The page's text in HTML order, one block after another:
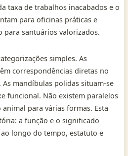
taxa de trabalhos inacabados e o
para oficinas práticas e
santuários valorizados.
simples. As
correspondências diretas no
mandíbulas polidas situam-se
funcional. Não existem paralelos
para várias formas. Esta
a função e o significado
longo do tempo, estatuto e